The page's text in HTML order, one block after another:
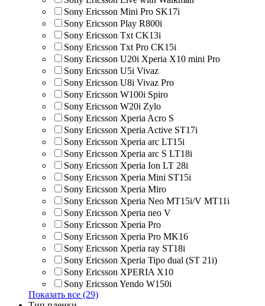
Sony Ericsson Mini Pro SK17i
Sony Ericsson Play R800i
Sony Ericsson Txt CK13i
Sony Ericsson Txt Pro CK15i
Sony Ericsson U20i Xperia X10 mini Pro
Sony Ericsson U5i Vivaz
Sony Ericsson U8i Vivaz Pro
Sony Ericsson W100i Spiro
Sony Ericsson W20i Zylo
Sony Ericsson Xperia Acro S
Sony Ericsson Xperia Active ST17i
Sony Ericsson Xperia arc LT15i
Sony Ericsson Xperia arc S LT18i
Sony Ericsson Xperia Ion LT 28i
Sony Ericsson Xperia Mini ST15i
Sony Ericsson Xperia Miro
Sony Ericsson Xperia Neo MT15i/V MT11i
Sony Ericsson Xperia neo V
Sony Ericsson Xperia Pro
Sony Ericsson Xperia Pro MK16
Sony Ericsson Xperia ray ST18i
Sony Ericsson Xperia Tipo dual (ST 21i)
Sony Ericsson XPERIA X10
Sony Ericsson Yendo W150i
Показать все (29)